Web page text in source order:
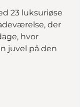
23 luksuriøse
der
hvor
juvel på den